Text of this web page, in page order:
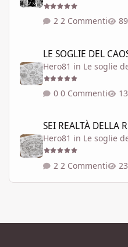
2 Commenti
LE SOGLIE DEL
Hero81 in Le soglie
0 Commenti
SEI REALTÀ DELLA
Hero81 in Le soglie
2 Commenti